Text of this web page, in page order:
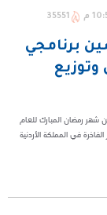
م 35551
برنامجي
شهر رمضان المبارك للعام
الفاخرة في المملكة الأردنية